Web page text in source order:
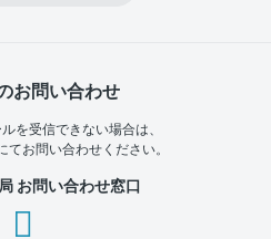
お問い合わせ
を受信できない場合は、
お問い合わせください。
お問い合わせ窓口